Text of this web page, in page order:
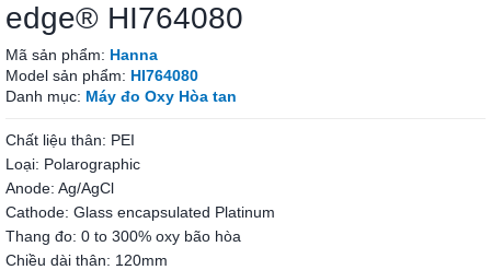
edge® HI764080
Mã sản phẩm: Hanna
Model sản phẩm: HI764080
Danh mục: Máy đo Oxy Hòa tan
Chất liệu thân: PEI
Loại: Polarographic
Anode: Ag/AgCl
Cathode: Glass encapsulated Platinum
Thang đo: 0 to 300% oxy bão hòa
Chiều dài thân: 120mm